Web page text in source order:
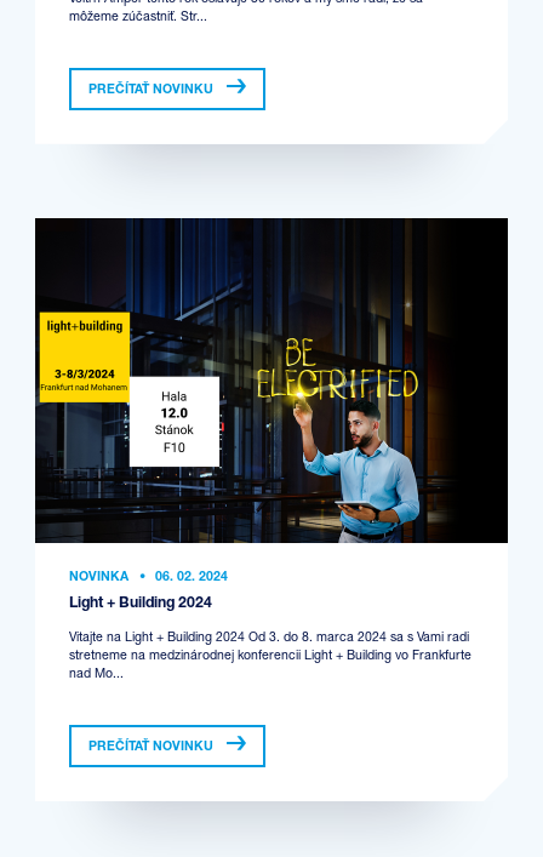
môžeme zúčastniť. Str...
PREČÍTAŤ NOVINKU
NOVINKA • 06. 02. 2024
Light + Building 2024
Vitajte na Light + Building 2024 Od 3. do 8. marca 2024 sa s Vami radi
stretneme na medzinárodnej konferencii Light + Building vo Frankfurte
nad Mo...
PREČÍTAŤ NOVINKU